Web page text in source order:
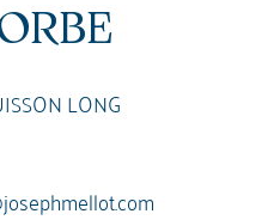
LONG